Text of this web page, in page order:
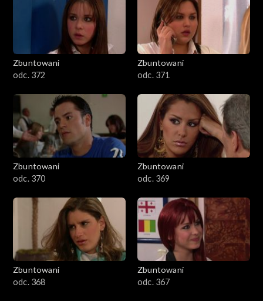
Zbuntowani
odc. 372
Zbuntowani
odc. 371
Zbuntowani
odc. 370
Zbuntowani
odc. 369
Zbuntowani
odc. 368
Zbuntowani
odc. 367